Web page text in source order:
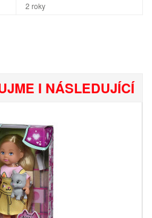
2 roky
I NÁSLEDUJÍCÍ